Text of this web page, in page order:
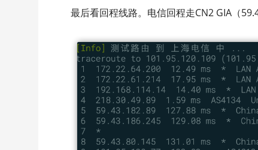
最后看回程线路。电信回程走CN2 GIA（